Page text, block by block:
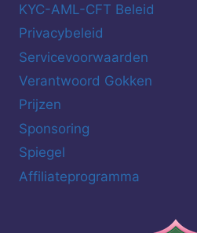
KYC-AML-CFT Beleid
Privacybeleid
Servicevoorwaarden
Verantwoord Gokken
Prijzen
Sponsoring
Spiegel
Affiliateprogramma